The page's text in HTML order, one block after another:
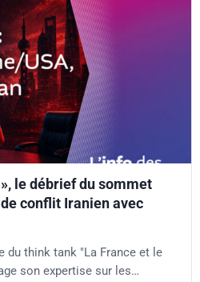
le débrief du sommet
conflit Iranien avec
du think tank "La France et le
son expertise sur les…